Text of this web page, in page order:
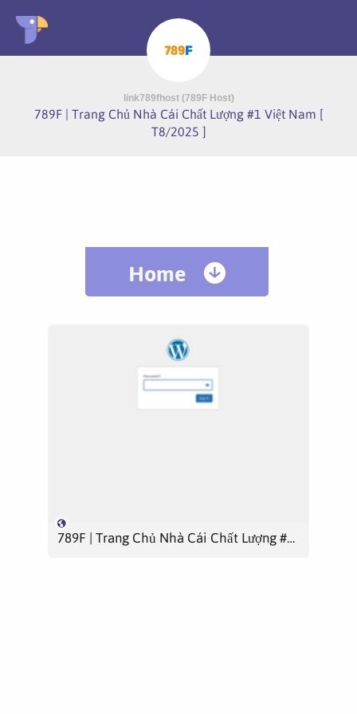
link789fhost (789F Host)
789F | Trang Chủ Nhà Cái Chất Lượng #1 Việt Nam [
T8/2025 ]
Home
789F | Trang Chủ Nhà Cái Chất Lượng #1 Việt Nam [ T8/2025 ]